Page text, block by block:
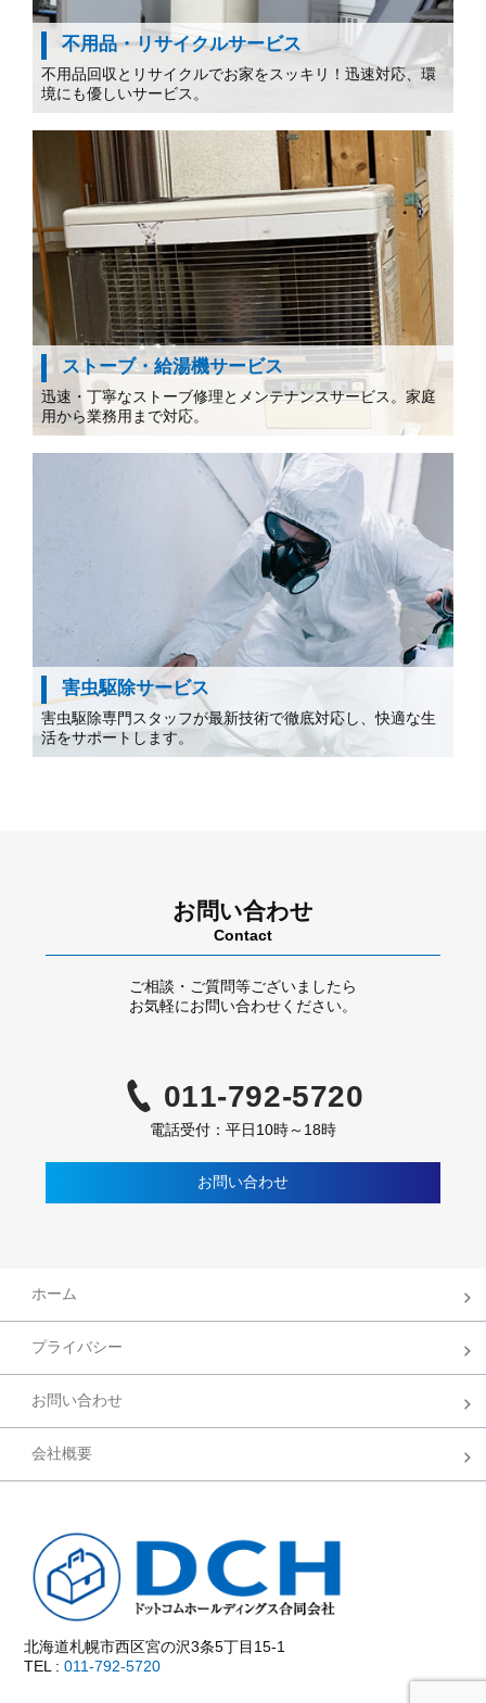
不用品・リサイクルサービス
不用品回収とリサイクルでお家をスッキリ！迅速対応、環
境にも優しいサービス。
ストーブ・給湯機サービス
迅速・丁寧なストーブ修理とメンテナンスサービス。家庭
用から業務用まで対応。
害虫駆除サービス
害虫駆除専門スタッフが最新技術で徹底対応し、快適な生
活をサポートします。
お問い合わせ
Contact
ご相談・ご質問等ございましたら
お気軽にお問い合わせください。
011-792-5720
電話受付：平日10時～18時
お問い合わせ
ホーム
プライバシー
お問い合わせ
会社概要
北海道札幌市西区宮の沢3条5丁目15-1
TEL :011-792-5720